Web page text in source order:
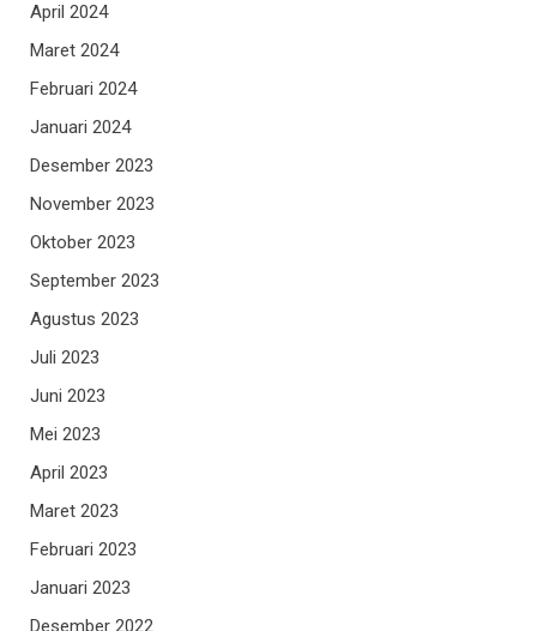
April 2024
Maret 2024
Februari 2024
Januari 2024
Desember 2023
November 2023
Oktober 2023
September 2023
Agustus 2023
Juli 2023
Juni 2023
Mei 2023
April 2023
Maret 2023
Februari 2023
Januari 2023
Desember 2022